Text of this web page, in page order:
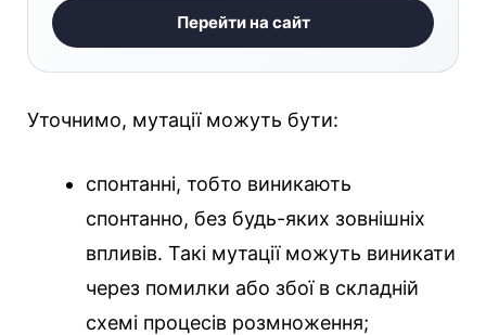
Перейти на сайт
Уточнимо, мутації можуть бути:
спонтанні, тобто виникають
спонтанно, без будь-яких зовнішніх
впливів. Такі мутації можуть виникати
через помилки або збої в складній
схемі процесів розмноження;